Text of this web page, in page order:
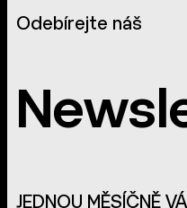
Odebírejte náš
JEDNOU MĚSÍČNĚ